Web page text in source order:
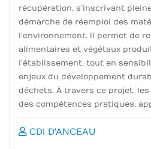
récupération, s’inscrivant
démarche de réemploi des
l’environnement. Il permet de
alimentaires et végétaux
l’établissement, tout en
enjeux du développement
déchets. À travers ce projet,
des compétences pratiques,
CDI D'ANCEAU